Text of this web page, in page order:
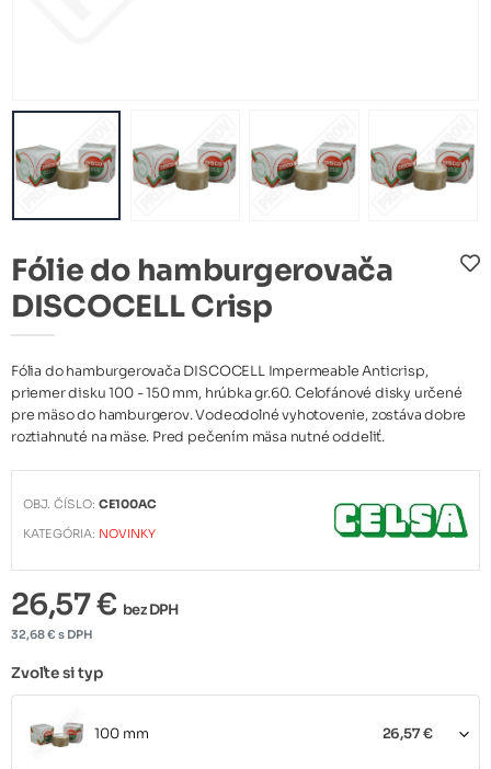
Fólie do hamburgerovača
DISCOCELL Crisp
Fólia do hamburgerovača DISCOCELL Impermeable Anticrisp,
priemer disku 100 - 150 mm, hrúbka gr.60. Celofánové disky určené
pre mäso do hamburgerov. Vodeodolné vyhotovenie, zostáva dobre
roztiahnuté na mäse. Pred pečením mäsa nutné oddeliť.
OBJ. ČÍSLO:CE100AC
KATEGÓRIA: NOVINKY
26,57 € bez DPH
32,68 € s DPH
Zvoľte si typ
100 mm 26,57 €